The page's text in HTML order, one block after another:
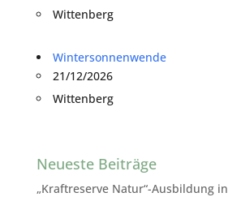
Wittenberg
Wintersonnenwende
21/12/2026
Wittenberg
Neueste Beiträge
„Kraftreserve Natur“-Ausbildung in